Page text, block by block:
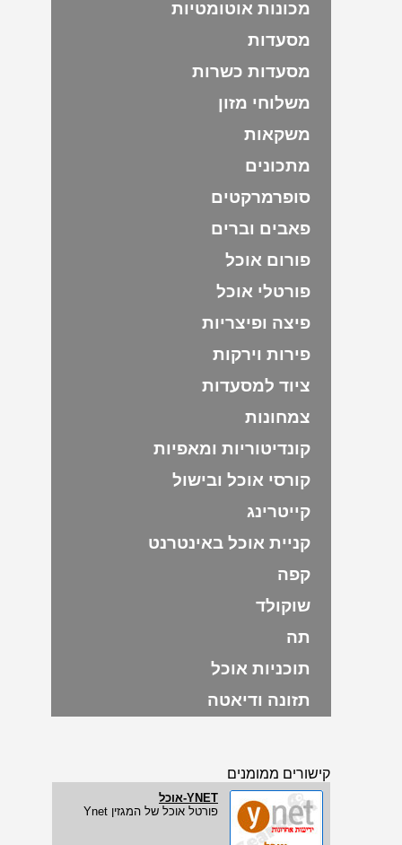
מכונות אוטומטיות
מסעדות
מסעדות כשרות
משלוחי מזון
משקאות
מתכונים
סופרמרקטים
פאבים וברים
פורום אוכל
פורטלי אוכל
פיצה ופיצריות
פירות וירקות
ציוד למסעדות
צמחונות
קונדיטוריות ומאפיות
קורסי אוכל ובישול
קייטרינג
קניית אוכל באינטרנט
קפה
שוקולד
תה
תוכניות אוכל
תזונה ודיאטה
קישורים ממומנים
YNET-אוכל
פורטל אוכל של המגזין Ynet